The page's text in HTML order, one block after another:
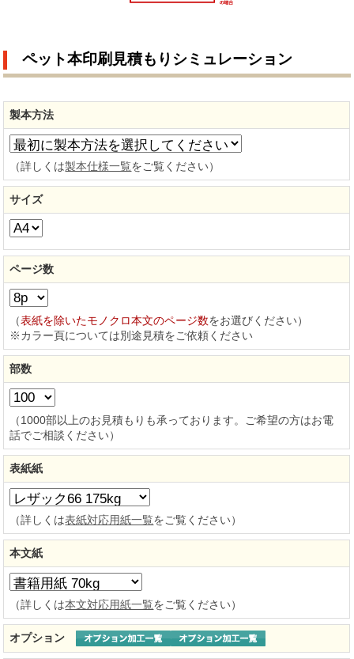
ペット本印刷見積もりシミュレーション
製本方法
（詳しくは製本仕様一覧をご覧ください）
サイズ
ページ数
（表紙を除いたモノクロ本文のページ数をお選びください）
※カラー頁については別途見積をご依頼ください
部数
（1000部以上のお見積もりも承っております。ご希望の方はお電
話でご相談ください）
表紙紙
（詳しくは表紙対応用紙一覧をご覧ください）
本文紙
（詳しくは本文対応用紙一覧をご覧ください）
オプション